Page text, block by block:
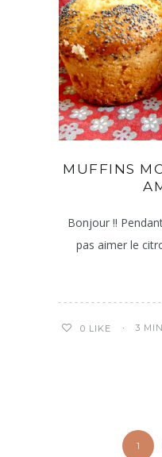
MUFFINS
Bonjour !!
pas aimer le
0 LIKE 3
1